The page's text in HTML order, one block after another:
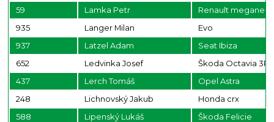
59
Lamka Petr
Renault megane
935
Langer Milan
Evo
937
Latzel Adam
Seat Ibiza
652
Ledvinka Josef
Škoda Octavia
437
Lerch Tomáš
Opel Astra
248
Lichnovský Jakub
Honda crx
588
Lipenský Lukáš
Škoda Felicie